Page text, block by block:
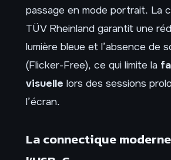
passage en mode portrait. La
TÜV Rheinland garantit une
lumière bleue et l’absence de
(Flicker-Free), ce qui limite la
visuelle lors des sessions
l’écran.
La connectique